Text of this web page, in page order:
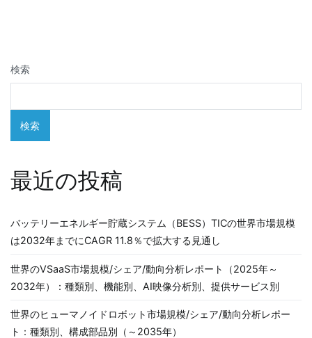
ゲ
ー
シ
ン
検索
検索
最近の投稿
バッテリーエネルギー貯蔵システム（BESS）TICの世界市場規模
は2032年までにCAGR 11.8％で拡大する見通し
世界のVSaaS市場規模/シェア/動向分析レポート（2025年～
2032年）：種類別、機能別、AI映像分析別、提供サービス別
世界のヒューマノイドロボット市場規模/シェア/動向分析レポー
ト：種類別、構成部品別（～2035年）